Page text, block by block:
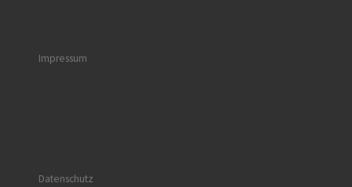
Impressum
Datenschutz